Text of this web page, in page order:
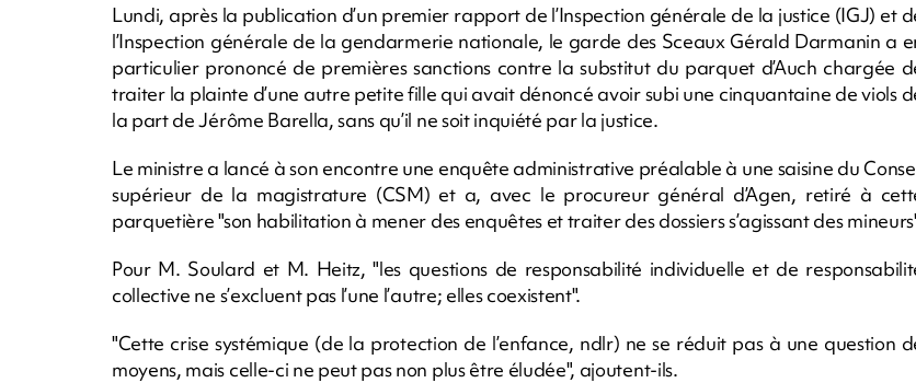
Lundi, après la publication d’un premier rapport de l’Inspection générale de la justice (IGJ) et
l’Inspection générale de la gendarmerie nationale, le garde des Sceaux Gérald Darmanin a
particulier prononcé de premières sanctions contre la substitut du parquet d’Auch chargée
traiter la plainte d’une autre petite fille qui avait dénoncé avoir subi une cinquantaine de viols
la part de Jérôme Barella, sans qu’il ne soit inquiété par la justice.
Le ministre a lancé à son encontre une enquête administrative préalable à une saisine du
supérieur de la magistrature (CSM) et a, avec le procureur général d’Agen, retiré à
parquetière "son habilitation à mener des enquêtes et traiter des dossiers s’agissant des
Pour M. Soulard et M. Heitz, "les questions de responsabilité individuelle et de
collective ne s’excluent pas l’une l’autre; elles coexistent".
"Cette crise systémique (de la protection de l’enfance, ndlr) ne se réduit pas à une question
moyens, mais celle-ci ne peut pas non plus être éludée", ajoutent-ils.